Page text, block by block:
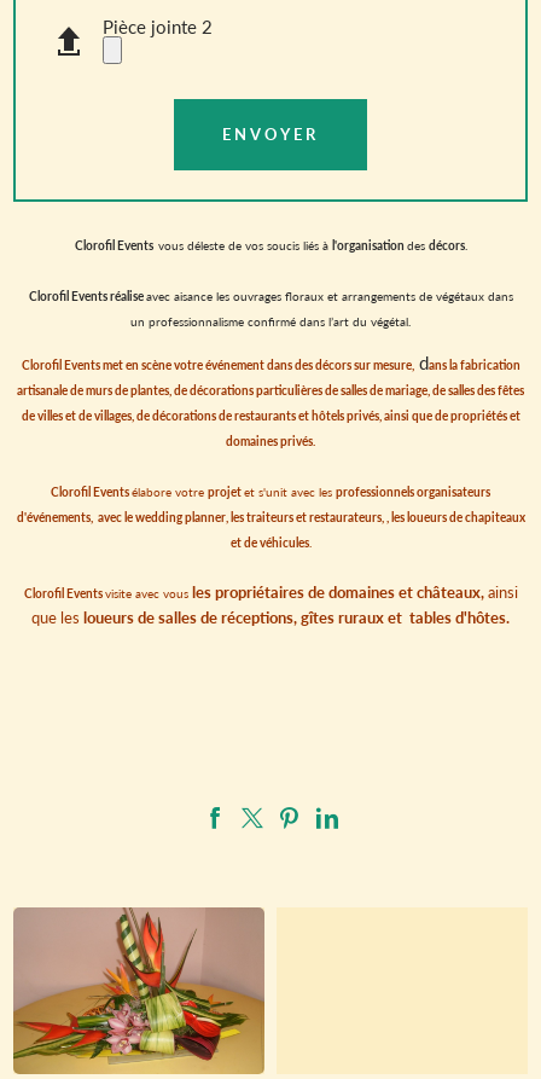
Pièce jointe 2
Clorofil Events vous déleste de vos soucis liés à l'organisation des décors.
Clorofil Events réaliseavec aisance les ouvrages floraux et arrangements de végétaux dans
un professionnalisme confirmé dans l’art du végétal.
Clorofil Events met en scène votre événement dans des décors sur mesure, dans la fabrication
artisanale demurs de plantes, dedécorations particulières de salles de mariage, de salles des fêtes
de villes et de villages, de décorations de restaurants et hôtels privés, ainsi que de propriétés et
domaines privés.
Clorofil Eventsélabore votre projetet s'unit avec les professionnels organisateurs
d'événements, avec le wedding planner, les traiteurs et restaurateurs, les loueurs de chapiteaux
et de véhicules.
Clorofil Eventsvisite avec vous les propriétaires de domaines et châteaux,ainsi
que les loueurs de salles de réceptions, gîtes ruraux et tables d'hôtes.